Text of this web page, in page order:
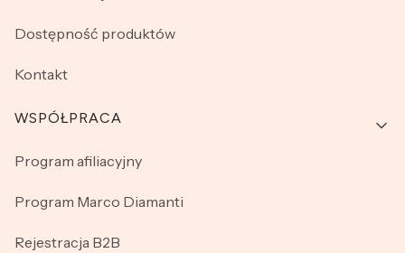
Dostępność produktów
Kontakt
WSPÓŁPRACA
Program afiliacyjny
Program Marco Diamanti
Rejestracja B2B